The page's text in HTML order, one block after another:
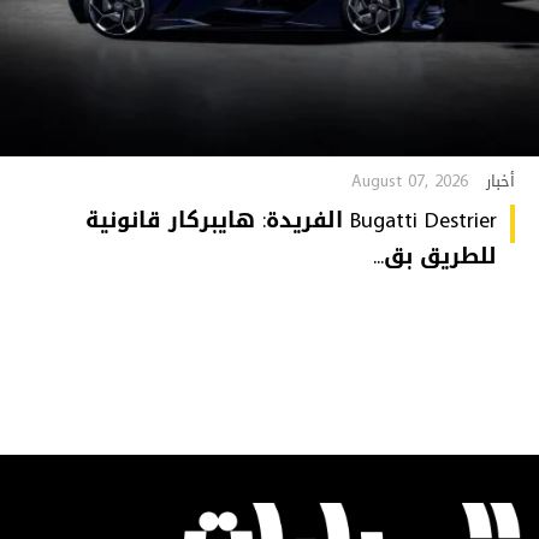
أخبار August 07, 2026
Bugatti Destrier الفريدة: هايبركار قانونية
للطريق بق...